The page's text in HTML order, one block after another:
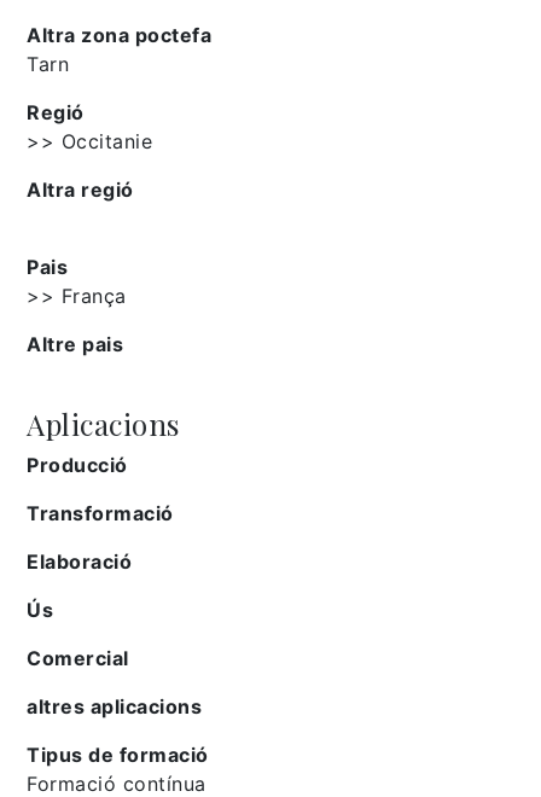
Altra zona poctefa
Tarn
Regió
>> Occitanie
Altra regió
Pais
>> França
Altre pais
Aplicacions
Producció
Transformació
Elaboració
Ús
Comercial
altres aplicacions
Tipus de formació
Formació contínua